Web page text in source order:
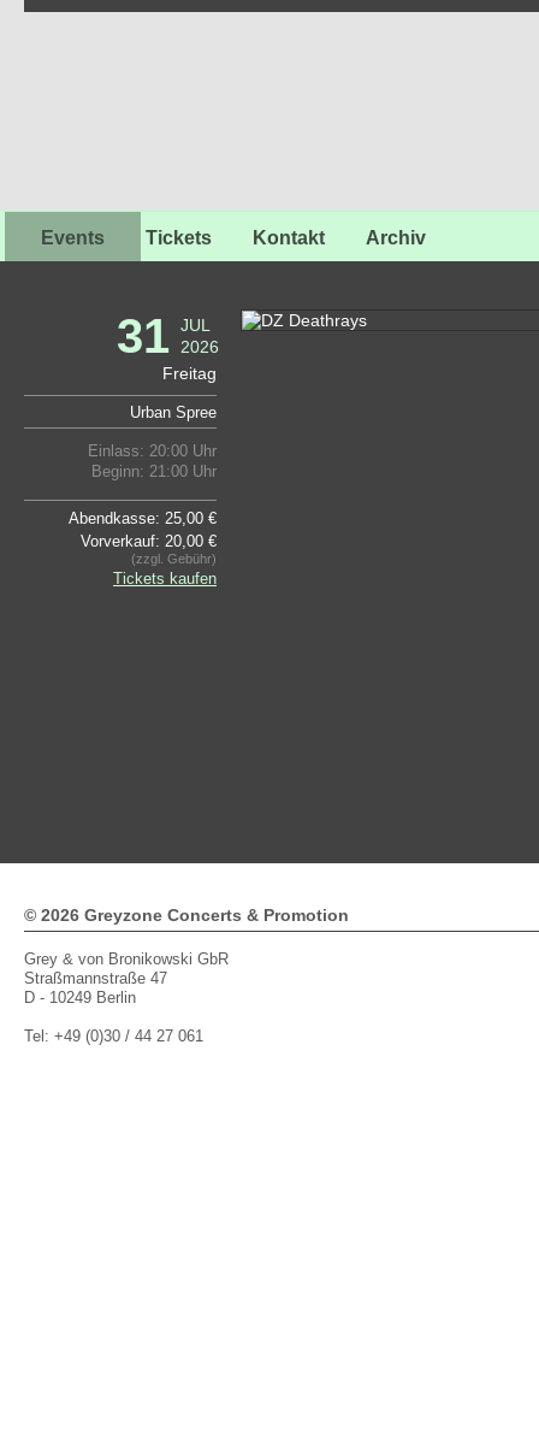
Events Tickets Kontakt Archiv
31 JUL
2026
Freitag
Urban Spree
Einlass: 20:00 Uhr
Beginn: 21:00 Uhr
Abendkasse: 25,00 €
Vorverkauf: 20,00 €
(zzgl. Gebühr)
Tickets kaufen
© 2026 Greyzone Concerts & Promotion
Grey & von Bronikowski GbR
Straßmannstraße 47
D - 10249 Berlin
Tel: +49 (0)30 / 44 27 061